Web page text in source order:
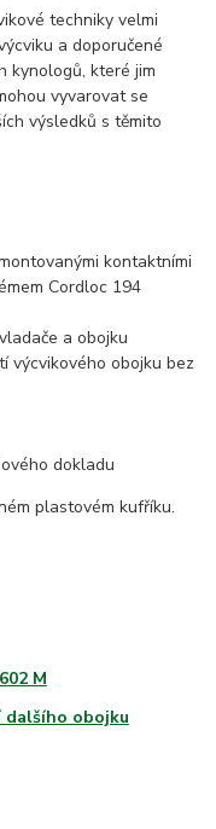
techniky velmi
a doporučené
kynologů, které jim
vyvarovat se
výsledků s těmito
kontaktními
Cordloc 194
a obojku
výcvikového obojku bez
dokladu
plastovém kufříku.
M
obojku